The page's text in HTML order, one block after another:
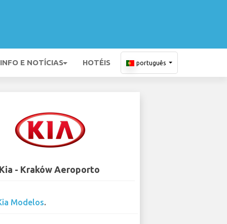
INFO E NOTÍCIAS HOTÉIS português
Kia - Kraków Aeroporto
Modelos.